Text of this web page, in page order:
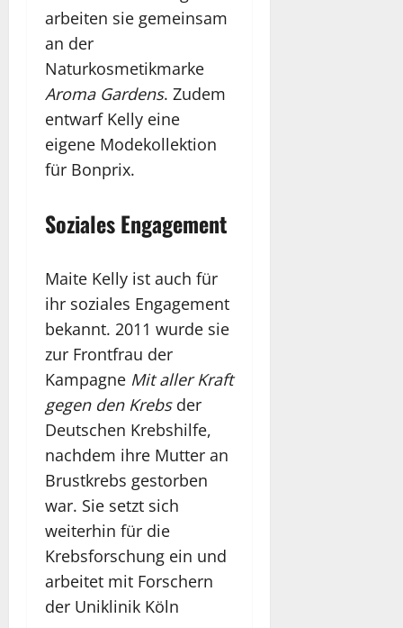
arbeiten sie gemeinsam
an der
Naturkosmetikmarke
Aroma Gardens. Zudem
entwarf Kelly eine
eigene Modekollektion
für Bonprix.
Soziales Engagement
Maite Kelly ist auch für
ihr soziales Engagement
bekannt. 2011 wurde sie
zur Frontfrau der
Kampagne Mit aller Kraft
gegen den Krebsder
Deutschen Krebshilfe,
nachdem ihre Mutter an
Brustkrebs gestorben
war. Sie setzt sich
weiterhin für die
Krebsforschung ein und
arbeitet mit Forschern
der Uniklinik Köln